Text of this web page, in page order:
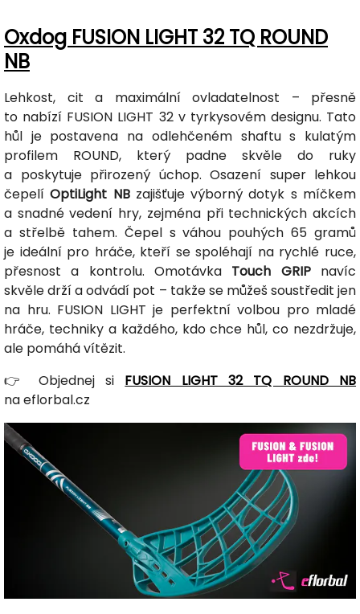
Oxdog FUSION LIGHT 32 TQ ROUND
NB
Lehkost, cit a maximální ovladatelnost – přesně
to nabízí FUSION LIGHT 32 v tyrkysovém designu. Tato
hůl je postavena na odlehčeném shaftu s kulatým
profilem ROUND, který padne skvěle do ruky
a poskytuje přirozený úchop. Osazení super lehkou
čepelíOptiLight NBzajišťuje výborný dotyk s míčkem
a snadné vedení hry, zejména při technických akcích
a střelbě tahem. Čepel s váhou pouhých 65 gramů
je ideální pro hráče, kteří se spoléhají na rychlé ruce,
přesnost a kontrolu. Omotávka Touch GRIPnavíc
skvěle drží a odvádí pot – takže se můžeš soustředit jen
na hru. FUSION LIGHT je perfektní volbou pro mladé
hráče, techniky a každého, kdo chce hůl, co nezdržuje,
ale pomáhá vítězit.
👉 Objednej si FUSION LIGHT 32 TQ ROUND NB
na eflorbal.cz